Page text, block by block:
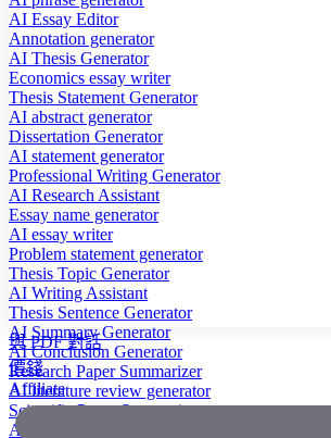
AI Essay Editor
Annotation generator
AI Thesis Generator
Economics essay writer
Thesis Statement Generator
AI abstract generator
Dissertation Generator
AI statement generator
Professional Writing Generator
AI Research Assistant
Essay name generator
AI essay writer
Problem statement generator
Thesis Topic Generator
AI Writing Assistant
Thesis Sentence Generator
AI Summary Generator
AI Conclusion Generator
Research Paper Summarizer
AI literature review generator
Scientific Paper Summarizer
AI case study generator
與 PDF 對話
價錢
Affiliate